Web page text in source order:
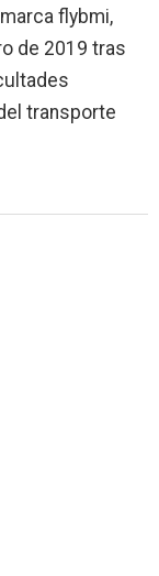
flybmi,
de 2019 tras
transporte